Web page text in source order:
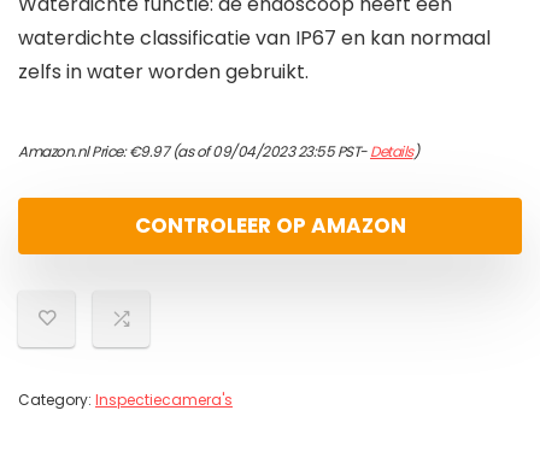
waterdichte classificatie van IP67 en kan normaal
zelfs in water worden gebruikt.
Amazon.nl Price:€9.97(as of 09/04/2023 23:55 PST-Details)
CONTROLEER OP AMAZON
Category: Inspectiecamera's